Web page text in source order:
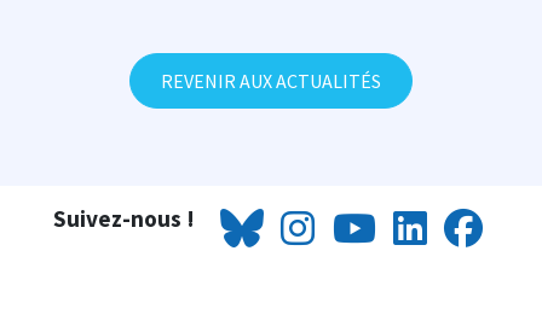
REVENIR AUX ACTUALITÉS
Suivez-nous !